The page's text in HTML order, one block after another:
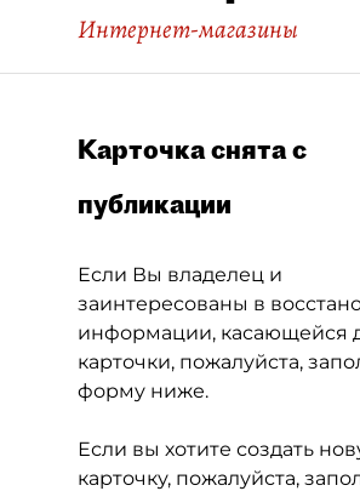
Интернет-магазины
Карточка снята с
публикации
Если Вы владелец и
заинтересованы в
информации, касающейся
карточки, пожалуйста,
форму ниже.
Если вы хотите создать
карточку, пожалуйста,